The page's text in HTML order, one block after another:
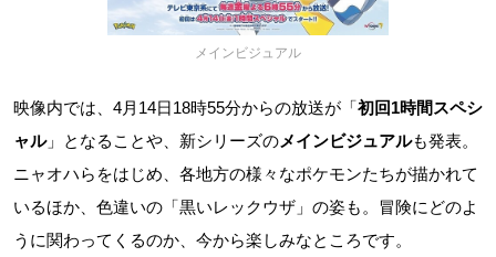
メインビジュアル
映像内では、4月14日18時55分からの放送が「初回1時間スペシ
ャル」となることや、新シリーズのメインビジュアルも発表。
ニャオハらをはじめ、各地方の様々なポケモンたちが描かれて
いるほか、色違いの「黒いレックウザ」の姿も。冒険にどのよ
うに関わってくるのか、今から楽しみなところです。